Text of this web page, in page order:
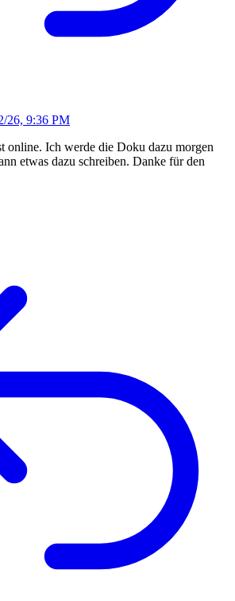
26, 9:36 PM
online. Ich werde die Doku dazu morgen
etwas dazu schreiben. Danke für den